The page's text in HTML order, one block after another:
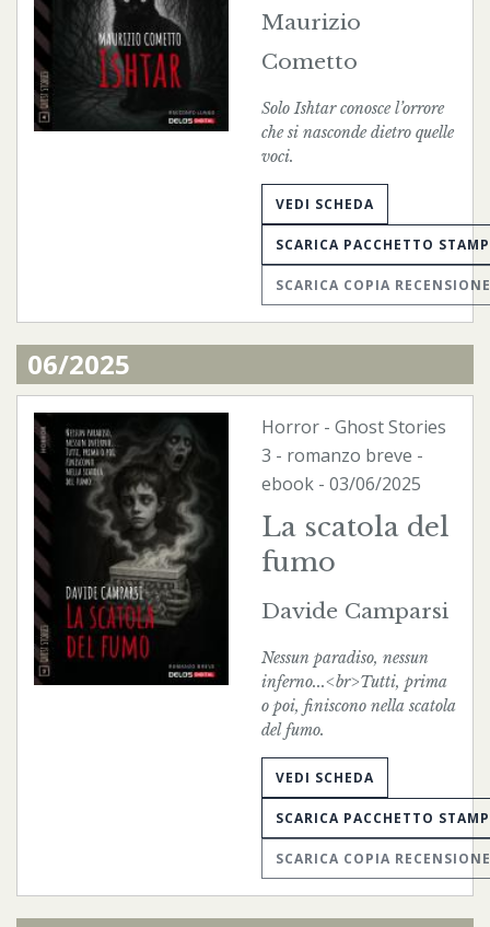
Maurizio
Cometto
Solo Ishtar conosce l’orrore
che si nasconde dietro quelle
voci.
VEDI SCHEDA
SCARICA PACCHETTO
SCARICA COPIA RECENSIONE
06/2025
Horror - Ghost Stories
3 - romanzo breve -
ebook - 03/06/2025
La scatola del
fumo
Davide Camparsi
Nessun paradiso, nessun
inferno...<br>Tutti, prima
o poi, finiscono nella scatola
del fumo.
VEDI SCHEDA
SCARICA PACCHETTO
SCARICA COPIA RECENSIONE